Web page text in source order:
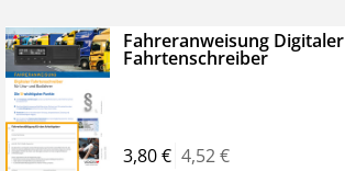
Fahreranweisung Digitaler
Fahrtenschreiber
3,80 € 4,52 €